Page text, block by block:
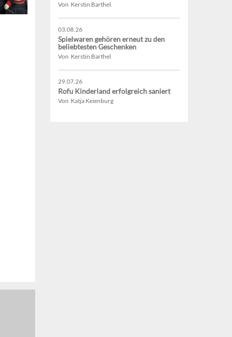
Von Kerstin Barthel
03.08.26
Spielwaren gehören erneut zu den
beliebtesten Geschenken
Von Kerstin Barthel
29.07.26
Rofu Kinderland erfolgreich saniert
Von Katja Keienburg